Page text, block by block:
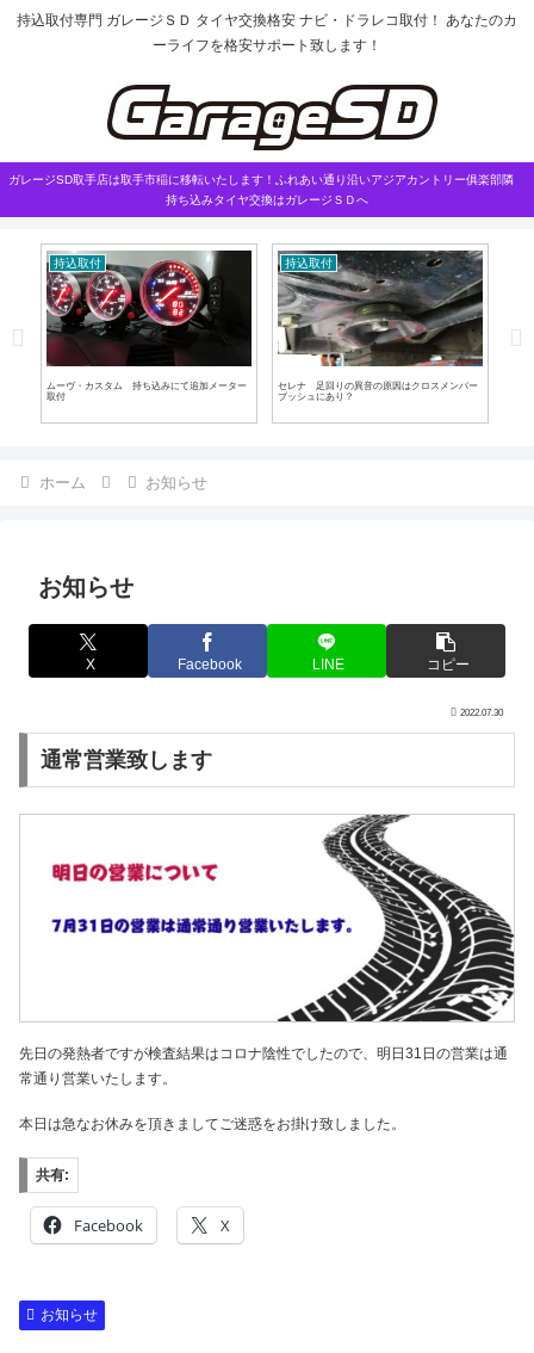
持込取付専門 ガレージＳＤ タイヤ交換格安 ナビ・ドラレコ取付！ あなたのカ
ーライフを格安サポート致します！
ガレージSD取手店は取手市稲に移転いたします！ふれあい通り沿いアジアカントリー俱楽部隣
持ち込みタイヤ交換はガレージＳＤへ
持込取付
ムーヴ・カスタム 持ち込みにて追加メーター
取付
持込取付
セレナ 足回りの異音の原因はクロスメンバー
ブッシュにあり？
ホーム お知らせ
お知らせ
X Facebook LINE コピー
2022.07.30
通常営業致します
先日の発熱者ですが検査結果はコロナ陰性でしたので、明日31日の営業は通
常通り営業いたします。
本日は急なお休みを頂きましてご迷惑をお掛け致しました。
共有:
Facebook X
お知らせ